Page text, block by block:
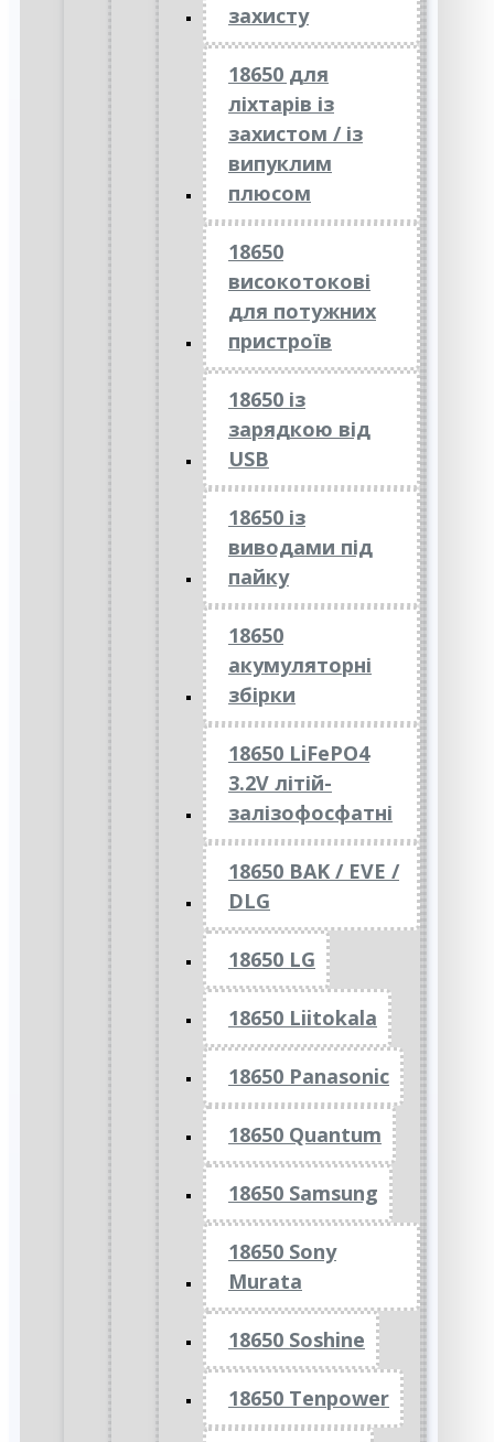
захисту
18650 для
ліхтарів із
захистом / із
випуклим
плюсом
18650
високотокові
для потужних
пристроїв
18650 із
зарядкою від
USB
18650 із
виводами під
пайку
18650
акумуляторні
збірки
18650 LiFePO4
3.2V літій-
залізофосфатні
18650 BAK / EVE /
DLG
18650 LG
18650 Liitokala
18650 Panasonic
18650 Quantum
18650 Samsung
18650 Sony
Murata
18650 Soshine
18650 Tenpower